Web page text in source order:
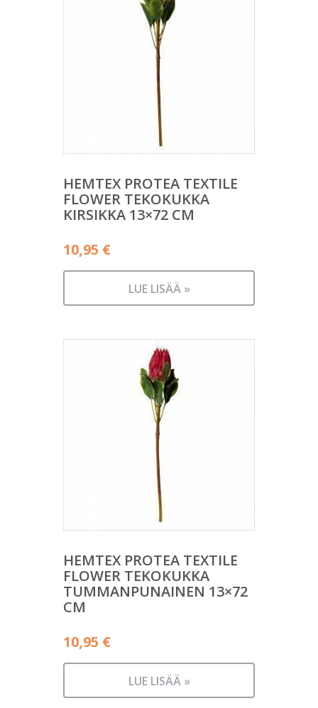
HEMTEX PROTEA TEXTILE
FLOWER TEKOKUKKA
KIRSIKKA 13×72 CM
10,95 €
LUE LISÄÄ »
HEMTEX PROTEA TEXTILE
FLOWER TEKOKUKKA
TUMMANPUNAINEN 13×72
CM
10,95 €
LUE LISÄÄ »